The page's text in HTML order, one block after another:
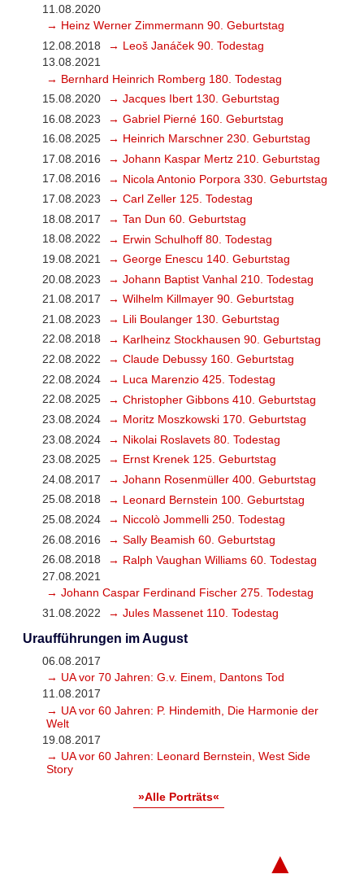
11.08.2020
→ Heinz Werner Zimmermann 90. Geburtstag
12.08.2018
→ Leoš Janáček 90. Todestag
13.08.2021
→ Bernhard Heinrich Romberg 180. Todestag
15.08.2020
→ Jacques Ibert 130. Geburtstag
16.08.2023
→ Gabriel Pierné 160. Geburtstag
16.08.2025
→ Heinrich Marschner 230. Geburtstag
17.08.2016
→ Johann Kaspar Mertz 210. Geburtstag
17.08.2016
→ Nicola Antonio Porpora 330. Geburtstag
17.08.2023
→ Carl Zeller 125. Todestag
18.08.2017
→ Tan Dun 60. Geburtstag
18.08.2022
→ Erwin Schulhoff 80. Todestag
19.08.2021
→ George Enescu 140. Geburtstag
20.08.2023
→ Johann Baptist Vanhal 210. Todestag
21.08.2017
→ Wilhelm Killmayer 90. Geburtstag
21.08.2023
→ Lili Boulanger 130. Geburtstag
22.08.2018
→ Karlheinz Stockhausen 90. Geburtstag
22.08.2022
→ Claude Debussy 160. Geburtstag
22.08.2024
→ Luca Marenzio 425. Todestag
22.08.2025
→ Christopher Gibbons 410. Geburtstag
23.08.2024
→ Moritz Moszkowski 170. Geburtstag
23.08.2024
→ Nikolai Roslavets 80. Todestag
23.08.2025
→ Ernst Krenek 125. Geburtstag
24.08.2017
→ Johann Rosenmüller 400. Geburtstag
25.08.2018
→ Leonard Bernstein 100. Geburtstag
25.08.2024
→ Niccolò Jommelli 250. Todestag
26.08.2016
→ Sally Beamish 60. Geburtstag
26.08.2018
→ Ralph Vaughan Williams 60. Todestag
27.08.2021
→ Johann Caspar Ferdinand Fischer 275. Todestag
31.08.2022
→ Jules Massenet 110. Todestag
Uraufführungen im August
06.08.2017
→ UA vor 70 Jahren: G.v. Einem, Dantons Tod
11.08.2017
→ UA vor 60 Jahren: P. Hindemith, Die Harmonie der
Welt
19.08.2017
→ UA vor 60 Jahren: Leonard Bernstein, West Side
Story
»Alle Porträts«
▲